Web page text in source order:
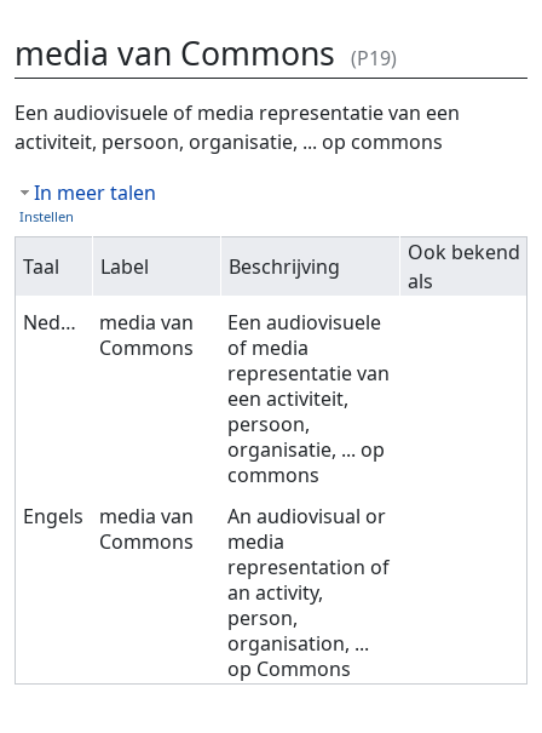
media van Commons (P19)
Ga naar:navigatie ,zoeken
Een audiovisuele of media representatie van een
activiteit, persoon, organisatie, ... op commons
In meer talen
Instellen
Taal Label Beschrijving
Ook bekend
als
Nederlands
media van
Commons
Een audiovisuele
of media
representatie van
een activiteit,
persoon,
organisatie, ... op
commons
Engels
media van
Commons
An audiovisual or
media
representation of
an activity,
person,
organisation, ...
op Commons